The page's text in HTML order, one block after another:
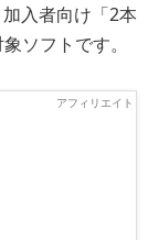
入者向け「2本
ソフトです。